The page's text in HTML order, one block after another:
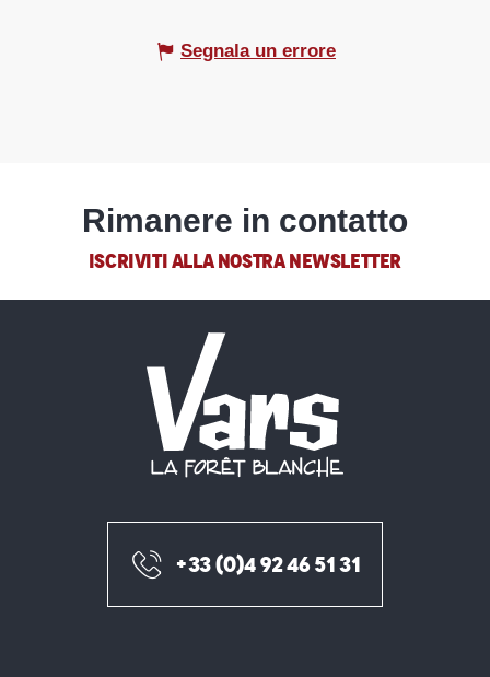
Segnala un errore
Rimanere in contatto
ISCRIVITI ALLA NOSTRA NEWSLETTER
+33 (0)4 92 46 51 31